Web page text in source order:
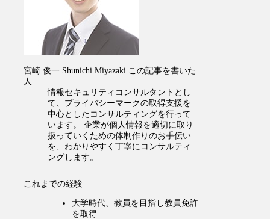
宮崎 俊一 Shunichi Miyazaki この記事を書いた
人
情報セキュリティコンサルタントとし
て、プライバシーマークの取得支援を
中心としたコンサルティングを行って
います。 企業が個人情報を適切に取り
扱っていくための体制作りのお手伝い
を、わかりやすく丁寧にコンサルティ
ングします。
これまでの経験
大学時代、教員を目指し教員免許
を取得